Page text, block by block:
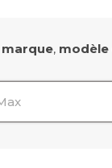
marque, modèle